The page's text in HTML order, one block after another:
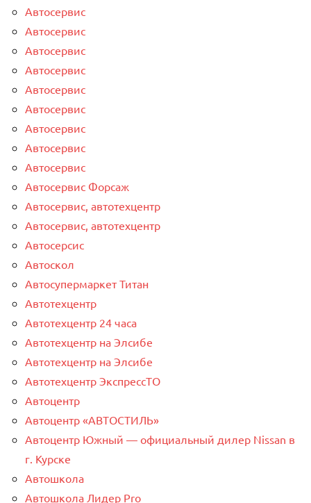
Автосервис
Автосервис
Автосервис
Автосервис
Автосервис
Автосервис
Автосервис
Автосервис
Автосервис
Автосервис Форсаж
Автосервис, автотехцентр
Автосервис, автотехцентр
Автосерсис
Автоскол
Автосупермаркет Титан
Автотехцентр
Автотехцентр 24 часа
Автотехцентр на Элсибе
Автотехцентр на Элсибе
Автотехцентр ЭкспрессТО
Автоцентр
Автоцентр «АВТОСТИЛЬ»
Автоцентр Южный — официальный дилер Nissan в
г. Курске
Автошкола
Автошкола Лидер Pro